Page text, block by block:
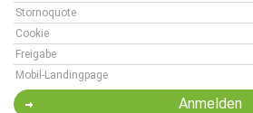
Stornoquote
Cookie
Freigabe
Mobil-Landingpage
Anmelden